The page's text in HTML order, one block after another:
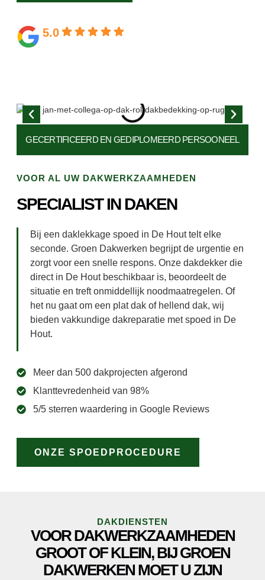
5.0
GECERTIFICEERD EN GEDIPLOMEERD PERSOONEEL
VOOR AL UW DAKWERKZAAMHEDEN
SPECIALIST IN DAKEN
Bij een daklekkage spoed in De Hout telt elke
seconde. Groen Dakwerken begrijpt de urgentie en
zorgt voor een snelle respons. Onze dakdekker die
direct in De Hout beschikbaar is, beoordeelt de
situatie en treft onmiddellijk noodmaatregelen. Of
het nu gaat om een plat dak of hellend dak, wij
bieden vakkundige dakreparatie met spoed in De
Hout.
Meer dan 500 dakprojecten afgerond
Klanttevredenheid van 98%
5/5 sterren waardering in Google Reviews
ONZE SPOEDPROCEDURE
DAKDIENSTEN
VOOR DAKWERKZAAMHEDEN
GROOT OF KLEIN, BIJ GROEN
DAKWERKEN MOET U ZIJN